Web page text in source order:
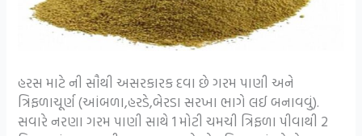
હરસ માટે ની સૌથી અસરકારક દવા છે ગરમ પાણી અને
ત્રિફળાચૂર્ણ (આંબળા,હરડે,બેરડા સરખા ભાગે લઈ બનાવવું).
સવારે નરણા ગરમ પાણી સાથે 1 મોટી ચમચી ત્રિફળા પીવાથી 2